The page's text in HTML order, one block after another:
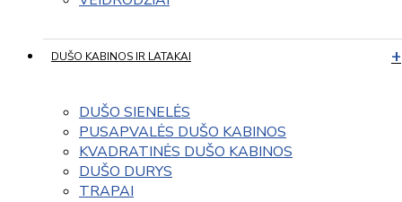
DUŠO KABINOS IR LATAKAI
DUŠO SIENELĖS
PUSAPVALĖS DUŠO KABINOS
KVADRATINĖS DUŠO KABINOS
DUŠO DURYS
TRAPAI